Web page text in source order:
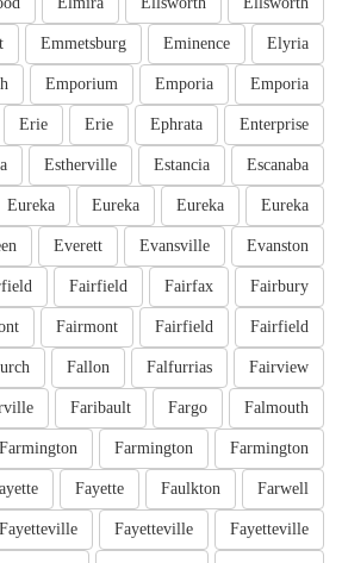
Elyria
Eminence
Emmetsburg
Emporia
Emporia
Emporium
Enterprise
Ephrata
Erie
Erie
Escanaba
Estancia
Estherville
Eureka
Eureka
Eureka
Eureka
Evanston
Evansville
Everett
Fairbury
Fairfax
Fairfield
Fairfield
Fairfield
Fairmont
Fairview
Falfurrias
Fallon
Falmouth
Fargo
Faribault
Farmington
Farmington
Farmington
Farwell
Faulkton
Fayette
Fayetteville
Fayetteville
Fayetteville